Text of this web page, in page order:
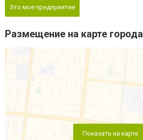
Это мое предприятие
Размещение на карте города
Показать на карте